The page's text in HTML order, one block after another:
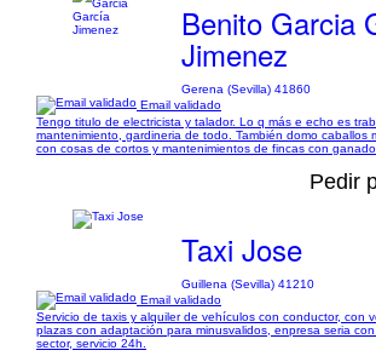
Benito Garcia
Jimenez
Gerena (Sevilla) 41860
Email validado
Tengo titulo de electricista y talador. Lo q más e echo es
mantenimiento, gardineria de todo. También domo caballos
con cosas de cortos y mantenimientos de fincas con ganado
Pedir
Taxi Jose
Guillena (Sevilla) 41210
Email validado
Servicio de taxis y alquiler de vehículos con conductor, con
plazas con adaptación para minusvalidos, enpresa seria
sector, servicio 24h.